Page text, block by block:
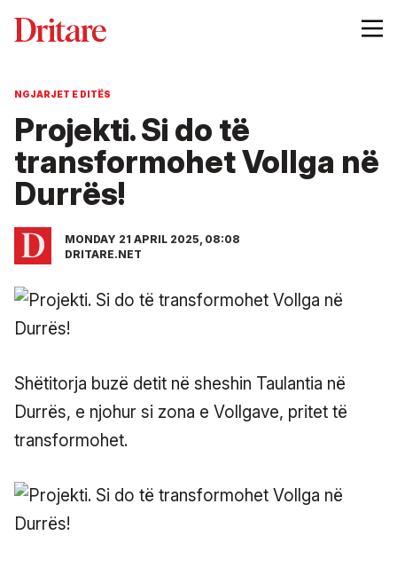
NGJARJET E DITËS
Projekti. Si do të
transformohet Vollga në
Durrës!
MONDAY 21 APRIL 2025, 08:08
DRITARE.NET
Shëtitorja buzë detit në sheshin Taulantia në
Durrës, e njohur si zona e Vollgave, pritet të
transformohet.